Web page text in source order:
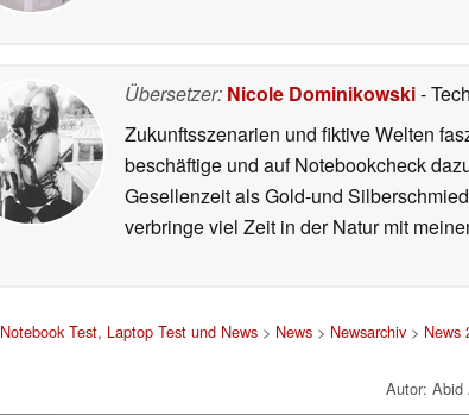
Übersetzer: Nicole Dominikowski-
Zukunftsszenarien und fiktive Welten
beschäftige und auf Notebookcheck
Gesellenzeit als Gold-und
verbringe viel Zeit in der Natur mit
Notebook Test, Laptop Test und News> News> Newsarchiv> News
Autor: Abid